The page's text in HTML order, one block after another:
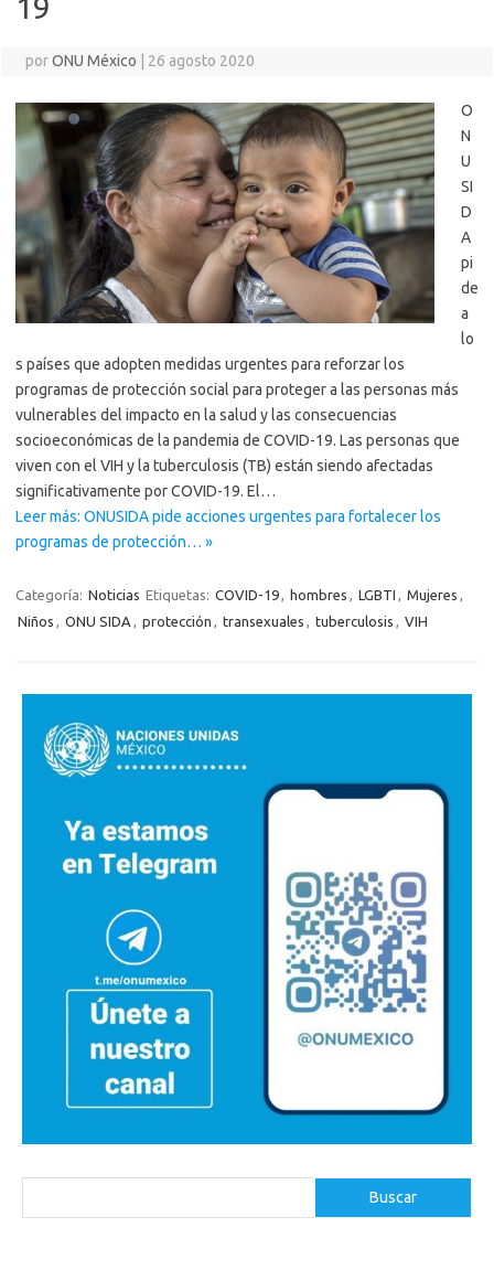
19
porONU México 26 agosto 2020
O
N
U
SI
D
A
pi
de
a
lo
s países que adopten medidas urgentes para reforzar los
programas de protección social para proteger a las personas más
vulnerables del impacto en la salud y las consecuencias
socioeconómicas de la pandemia de COVID-19. Las personas que
viven con el VIH y la tuberculosis (TB) están siendo afectadas
significativamente por COVID-19. El…
Leer más: ONUSIDA pide acciones urgentes para fortalecer los
programas de protección… »
Categoría: Noticias Etiquetas: COVID-19, hombres , LGBTI , Mujeres ,
Niños , ONU SIDA , protección , transexuales , tuberculosis , VIH
Buscar